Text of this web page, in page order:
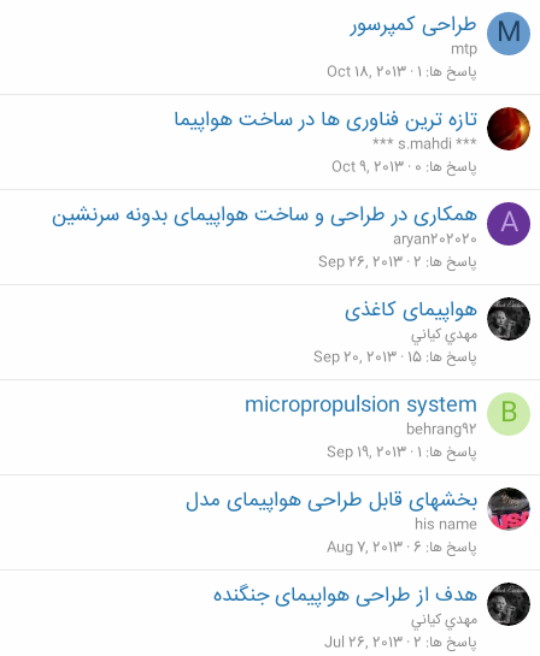
M طراحی کمپرسور
mtp
پاسخ ها 1
Oct 18, 2013
تازه ترین فناوری ها در ساخت هواپیما
*** s.mahdi ***
پاسخ ها 0
Oct 9, 2013
A همکاری در طراحی و ساخت هواپیمای بدونه سرنشین
aryan202020
پاسخ ها 2
Sep 26, 2013
هواپیمای کاغذی
مهدي كياني
پاسخ ها 15
Sep 20, 2013
B
micropropulsion system
behrang92
پاسخ ها 1
Sep 19, 2013
بخشهای قابل طراحی هواپیمای مدل
his name
پاسخ ها 6
Aug 7, 2013
هدف از طراحی هواپیمای جنگنده
مهدي كياني
پاسخ ها 2
Jul 26, 2013